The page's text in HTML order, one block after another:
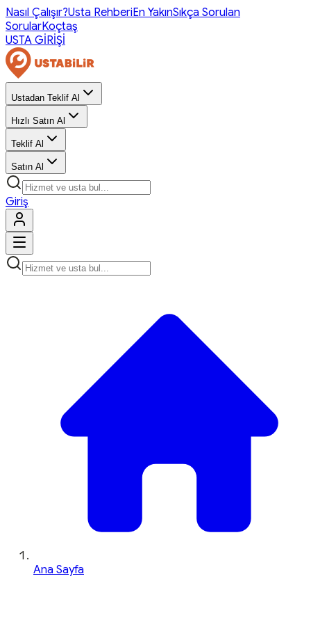
Nasıl Çalışır?Usta RehberiEn YakınSıkça Sorulan
SorularKoçtaş
USTA GİRİŞİ
Ustadan Teklif Al
Hızlı Satın Al
Teklif Al
Satın Al
Giriş
Ana Sayfa